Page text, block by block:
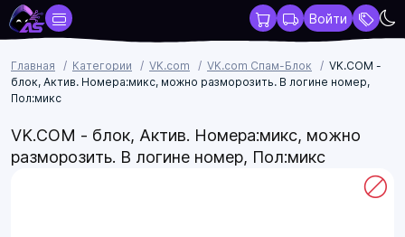
Войти
Главная Категории VK.com VK.com Спам-Блок
VK.COM -
блок, Актив. Номера:микс, можно разморозить. В логине номер,
Пол:микс
VK.COM - блок, Актив. Номера:микс, можно
разморозить. В логине номер, Пол:микс